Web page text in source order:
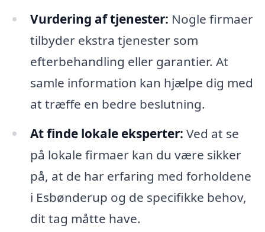
Vurdering af tjenester: Nogle firmaer
tilbyder ekstra tjenester som
efterbehandling eller garantier. At
samle information kan hjælpe dig med
at træffe en bedre beslutning.
At finde lokale eksperter: Ved at se
på lokale firmaer kan du være sikker
på, at de har erfaring med forholdene
i Esbønderup og de specifikke behov,
dit tag måtte have.